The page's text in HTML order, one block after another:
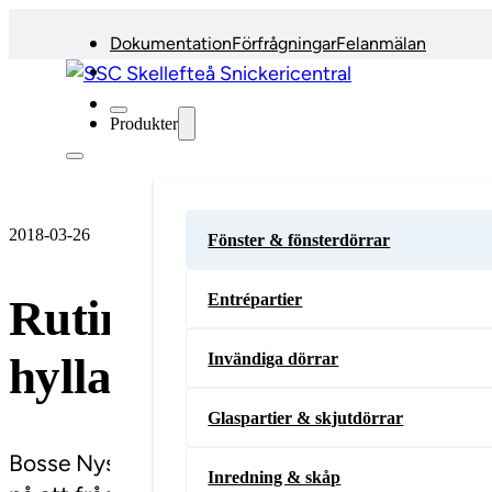
DokumentationFörfrågningarFelanmälan
Produkter
Fönster & fönsterdörrar
Entrépartier
Invändiga dörrar
Glaspartier & skjutdörrar
Inredning & skåp
2018-03-26
Rutinerad SSC:are
hyllan
Bosse Nyström, en av SSC:s mest erfarna